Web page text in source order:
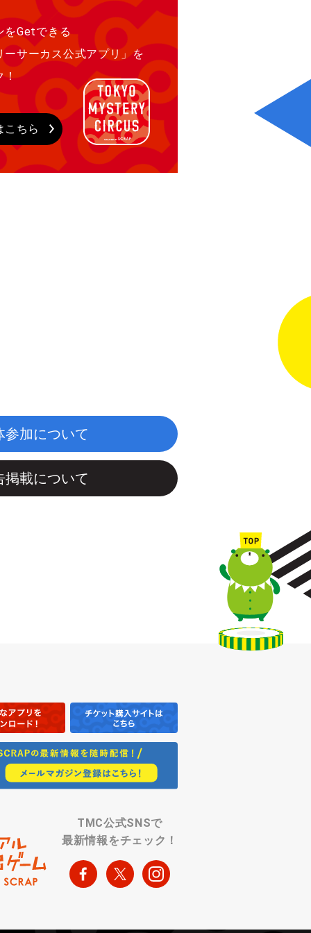
をGetできる
ーサーカス公式アプリ」を
！
こちら
参加について
掲載について
TMC公式SNSで
最新情報をチェック！